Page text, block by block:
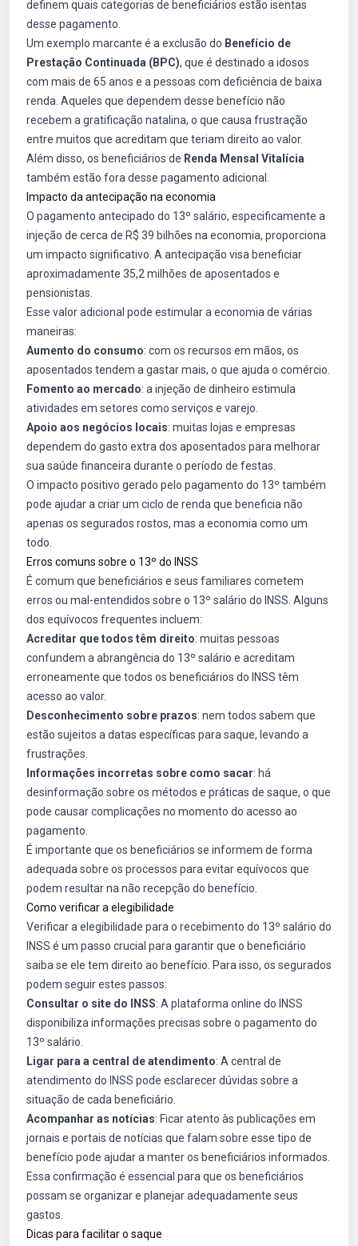
definem quais categorias de beneficiários estão isentas
desse pagamento.
Um exemplo marcante é a exclusão do Benefício de
Prestação Continuada (BPC), que é destinado a idosos
com mais de 65 anos e a pessoas com deficiência de baixa
renda. Aqueles que dependem desse benefício não
recebem a gratificação natalina, o que causa frustração
entre muitos que acreditam que teriam direito ao valor.
Além disso, os beneficiários de Renda Mensal Vitalícia
também estão fora desse pagamento adicional.
Impacto da antecipação na economia
O pagamento antecipado do 13º salário, especificamente a
injeção de cerca de R$ 39 bilhões na economia, proporciona
um impacto significativo. A antecipação visa beneficiar
aproximadamente 35,2 milhões de aposentados e
pensionistas.
Esse valor adicional pode estimular a economia de várias
maneiras:
Aumento do consumo: com os recursos em mãos, os
aposentados tendem a gastar mais, o que ajuda o comércio.
Fomento ao mercado: a injeção de dinheiro estimula
atividades em setores como serviços e varejo.
Apoio aos negócios locais: muitas lojas e empresas
dependem do gasto extra dos aposentados para melhorar
sua saúde financeira durante o período de festas.
O impacto positivo gerado pelo pagamento do 13º também
pode ajudar a criar um ciclo de renda que beneficia não
apenas os segurados rostos, mas a economia como um
todo.
Erros comuns sobre o 13º do INSS
É comum que beneficiários e seus familiares cometem
erros ou mal-entendidos sobre o 13º salário do INSS. Alguns
dos equívocos frequentes incluem:
Acreditar que todos têm direito: muitas pessoas
confundem a abrangência do 13º salário e acreditam
erroneamente que todos os beneficiários do INSS têm
acesso ao valor.
Desconhecimento sobre prazos: nem todos sabem que
estão sujeitos a datas específicas para saque, levando a
frustrações.
Informações incorretas sobre como sacar: há
desinformação sobre os métodos e práticas de saque, o que
pode causar complicações no momento do acesso ao
pagamento.
É importante que os beneficiários se informem de forma
adequada sobre os processos para evitar equívocos que
podem resultar na não recepção do benefício.
Como verificar a elegibilidade
Verificar a elegibilidade para o recebimento do 13º salário do
INSS é um passo crucial para garantir que o beneficiário
saiba se ele tem direito ao benefício. Para isso, os segurados
podem seguir estes passos:
Consultar o site do INSS: A plataforma online do INSS
disponibiliza informações precisas sobre o pagamento do
13º salário.
Ligar para a central de atendimento: A central de
atendimento do INSS pode esclarecer dúvidas sobre a
situação de cada beneficiário.
Acompanhar as notícias: Ficar atento às publicações em
jornais e portais de notícias que falam sobre esse tipo de
benefício pode ajudar a manter os beneficiários informados.
Essa confirmação é essencial para que os beneficiários
possam se organizar e planejar adequadamente seus
gastos.
Dicas para facilitar o saque